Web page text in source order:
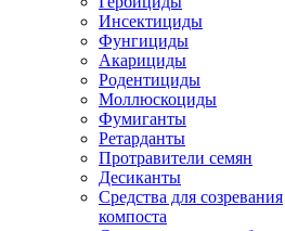
Инсектициды
Фунгициды
Акарициды
Родентициды
Моллюскоциды
Фумиганты
Ретарданты
Протравители семян
Десиканты
Средства для созревания
компоста